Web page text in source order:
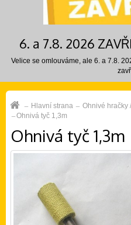
6. a 7.8. 2026
Velice se omlouváme, ale 6. a 7.8.
Hlavní strana Ohnivé hračky
Ohnivá tyč 1,3m
Ohnivá tyč 1,3m